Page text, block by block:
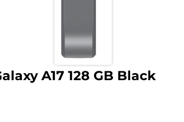
A17 128 GB Black